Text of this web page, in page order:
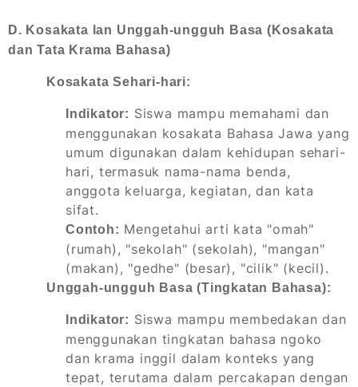
D. Kosakata lan Unggah-ungguh Basa (Kosakata
dan Tata Krama Bahasa)
Kosakata Sehari-hari:
Indikator: Siswa mampu memahami dan
menggunakan kosakata Bahasa Jawa yang
umum digunakan dalam kehidupan sehari-
hari, termasuk nama-nama benda,
anggota keluarga, kegiatan, dan kata
sifat.
Contoh: Mengetahui arti kata "omah"
(rumah), "sekolah" (sekolah), "mangan"
(makan), "gedhe" (besar), "cilik" (kecil).
Unggah-ungguh Basa (Tingkatan Bahasa):
Indikator: Siswa mampu membedakan dan
menggunakan tingkatan bahasa ngoko
dan krama inggil dalam konteks yang
tepat, terutama dalam percakapan dengan